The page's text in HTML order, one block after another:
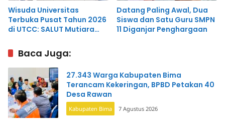
Wisuda Universitas
Terbuka Pusat Tahun 2026
di UTCC: SALUT Mutiara
Direktur UT Mataram
Datang Paling Awal, Dua
Siswa dan Satu Guru SMPN
11 Diganjar Penghargaan
Baca Juga:
27.343 Warga Kabupaten Bima
Terancam Kekeringan, BPBD Petakan 40
Desa Rawan
Kabupaten Bima 7 Agustus 2026